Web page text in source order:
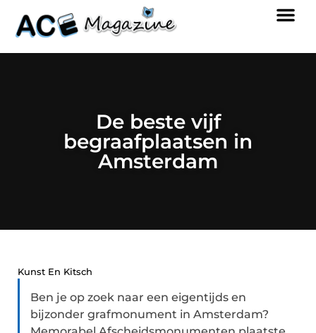
De beste vijf
begraafplaatsen in
Amsterdam
Kunst En Kitsch
Ben je op zoek naar een eigentijds en
bijzonder grafmonument in Amsterdam?